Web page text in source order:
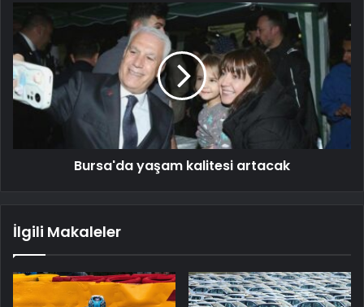
Bursa'da yaşam kalitesi artacak
İlgili Makaleler